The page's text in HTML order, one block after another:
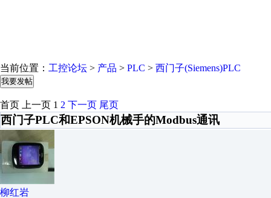
当前位置： 工控论坛 > 产品 > PLC > 西门子(Siemens)PLC
我要发帖
首页 上一页 1 2 下一页 尾页
西门子PLC和EPSON机械手的Modbus通讯
柳红岩